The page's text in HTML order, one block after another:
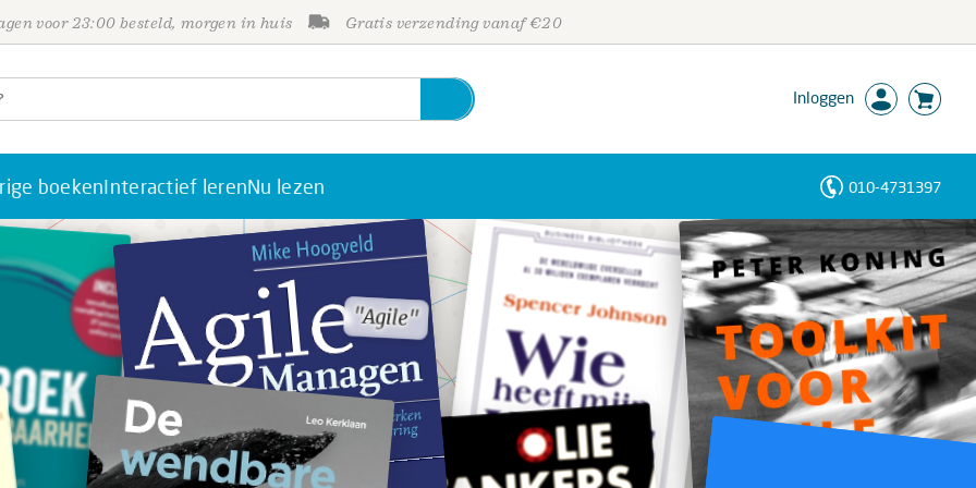
voor 23:00 besteld, morgen in huis Gratis verzending vanaf €20
Inloggen
boekenInteractief lerenNu lezen 010-4731397
"Agile"
"Agile"
Personen
Trefwoorden